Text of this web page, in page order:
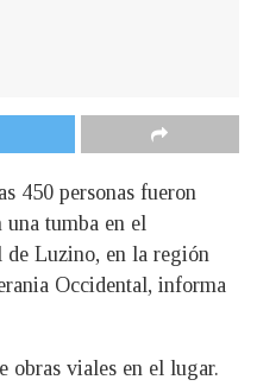
450 personas fueron
una tumba en el
Luzino, en la región
Occidental, informa
obras viales en el lugar.